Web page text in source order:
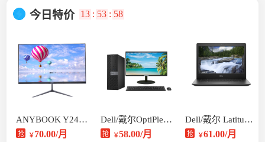
今日特价 13 : 53 : 58
ANYBOOK Y24 一体机
抢 ￥70.00/月
Dell/戴尔OptiPlex 3040
抢 ￥58.00/月
Dell/戴尔 Latitude 3490
抢 ￥61.00/月